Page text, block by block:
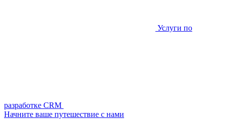
Услуги по
разработке CRM
Начните ваше путешествие с нами